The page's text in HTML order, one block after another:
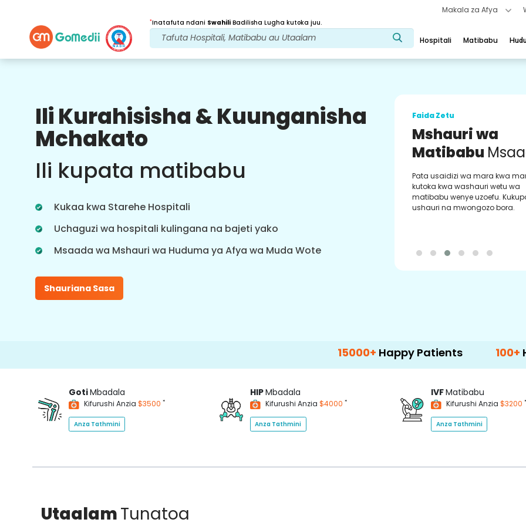
Makala za Afya
*Inatafuta ndani Swahili Badilisha Lugha kutoka juu.
Hospitali Matibabu
Ili Kurahisisha & Kuunganisha
Mchakato
Ili kupata matibabu
Kukaa kwa Starehe Hospitali
Uchaguzi wa hospitali kulingana na bajeti yako
Msaada wa Mshauri wa Huduma ya Afya wa Muda Wote
Shauriana Sasa
Faida Zetu
Baada ya
Matibabu ufuatiliaji
wa huduma
mgonjwa wa 24x7 na timu yetu
inayoshughulikia masuala yako kila
wakati. Taarifa za mara kwa mara
kuhusu mahitaji yako ya matibabu.
Faida Zetu
Mshauri wa
Matibabu
Pata usaidizi wa mara kwa
kutoka kwa washauri wetu wa
matibabu wenye uzoefu.
ushauri na mwongozo bora.
Happy Patients 100+
GotiMbadala
Kifurushi Anzia $3500 *
Anza Tathmini
HIPMbadala
Kifurushi Anzia $4000 *
Anza Tathmini
IVFMatibabu
Kifurushi Anzia $3200 *
Anza Tathmini
UtaalamTunatoa